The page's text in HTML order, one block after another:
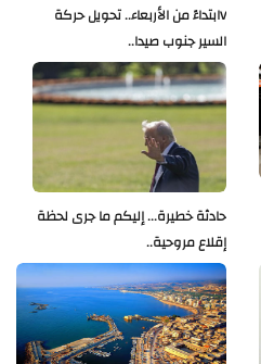
Vابتداءً من الأربعاء.. تحويل حركة
السير جنوب صيدا..
حادثة خطيرة... إليكم ما جرى لحظة
إقلاع مروحية..